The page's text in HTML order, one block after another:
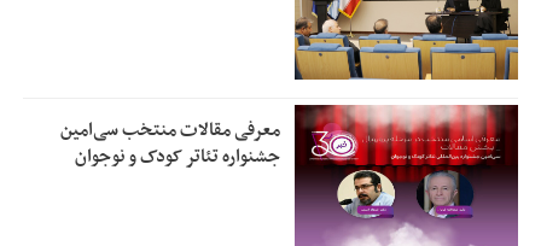
معرفی مقالات منتخب سی‌امین
جشنواره تئاتر کودک و نوجوان